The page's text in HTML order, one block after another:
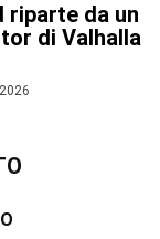
riparte da un
di Valhalla